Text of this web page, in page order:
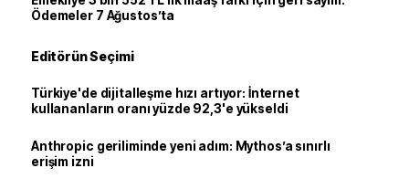
Ödemeler 7 Ağustos’ta
Editörün Seçimi
Türkiye'de dijitalleşme hızı artıyor: İnternet
kullananların oranı yüzde 92,3'e yükseldi
Anthropic geriliminde yeni adım: Mythos’a sınırlı
erişim izni